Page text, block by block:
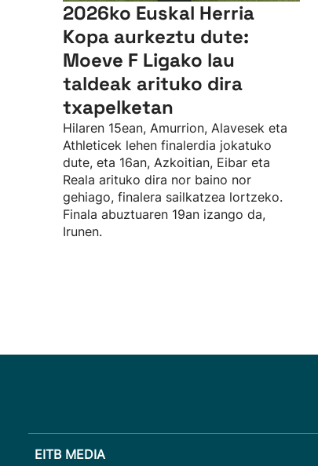
2026ko Euskal Herria
Kopa aurkeztu dute:
Moeve F Ligako lau
taldeak arituko dira
txapelketan
Hilaren 15ean, Amurrion, Alavesek eta
Athleticek lehen finalerdia jokatuko
dute, eta 16an, Azkoitian, Eibar eta
Reala arituko dira nor baino nor
gehiago, finalera sailkatzea lortzeko.
Finala abuztuaren 19an izango da,
Irunen.
EITB MEDIA